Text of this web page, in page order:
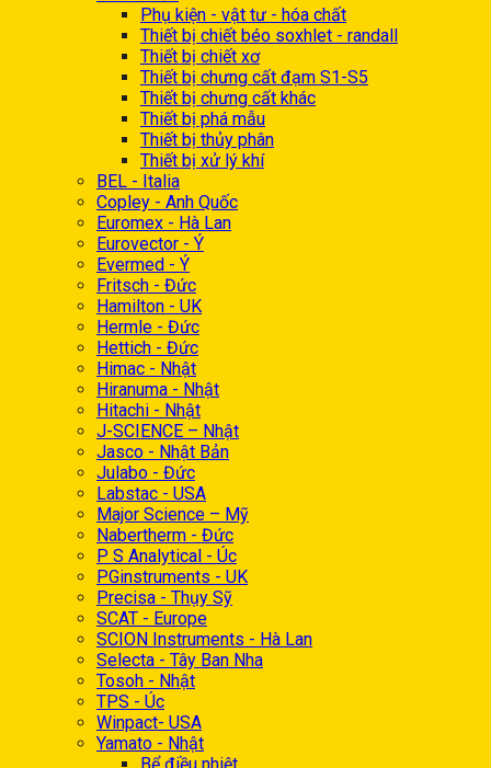
Phụ kiện - vật tư - hóa chất
Thiết bị chiết béo soxhlet - randall
Thiết bị chiết xơ
Thiết bị chưng cất đạm S1-S5
Thiết bị chưng cất khác
Thiết bị phá mẫu
Thiết bị thủy phân
Thiết bị xử lý khí
BEL - Italia
Copley - Anh Quốc
Euromex - Hà Lan
Eurovector - Ý
Evermed - Ý
Fritsch - Đức
Hamilton - UK
Hermle - Đức
Hettich - Đức
Himac - Nhật
Hiranuma - Nhật
Hitachi - Nhật
J-SCIENCE – Nhật
Jasco - Nhật Bản
Julabo - Đức
Labstac - USA
Major Science – Mỹ
Nabertherm - Đức
P S Analytical - Úc
PGinstruments - UK
Precisa - Thụy Sỹ
SCAT - Europe
SCION Instruments - Hà Lan
Selecta - Tây Ban Nha
Tosoh - Nhật
TPS - Úc
Winpact- USA
Yamato - Nhật